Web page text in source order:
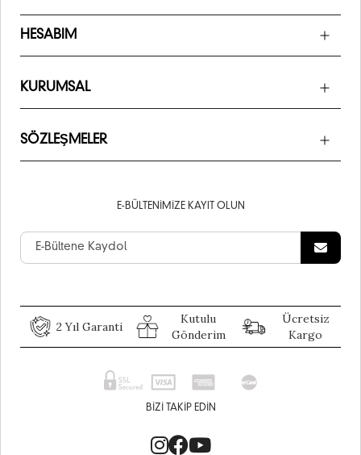
HESABIM
KURUMSAL
SÖZLEŞMELER
E-BÜLTENIMIZE KAYIT OLUN
2 Yıl Garanti
Kutulu
Gönderim
Ücretsiz
Kargo
BIZI TAKIP EDIN